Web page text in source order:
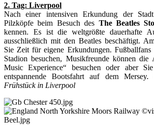
2. Tag: Liverpool
Nach einer intensiven Erkundung der
Pilzköpfe beim Besuch des The Beatles
kennen. Es ist die weltgrößte dauerhafte
ausschließlich mit den Beatles beschäftigt.
Sie Zeit für eigene Erkundungen.
Stadion besuchen, Musikfreunde können die
Music Experience“ besuchen oder aber
entspannende Bootsfahrt auf dem Mersey.
Frühstück in Liverpool